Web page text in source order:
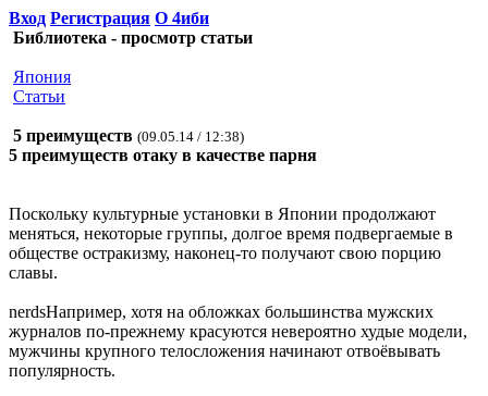
Вход Регистрация О 4иби
Библиотека - просмотр статьи
Япония
Статьи
5 преимуществ (09.05.14 / 12:38)
5 преимуществ отаку в качестве парня
Поскольку культурные установки в Японии продолжают
меняться, некоторые группы, долгое время подвергаемые в
обществе остракизму, наконец-то получают свою порцию
славы.
nerdsНапример, хотя на обложках большинства мужских
журналов по-прежнему красуются невероятно худые модели,
мужчины крупного телосложения начинают отвоёвывать
популярность.